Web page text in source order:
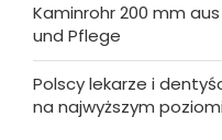
Kaminrohr 200 mm
und Pflege
Polscy lekarze i
na najwyższym